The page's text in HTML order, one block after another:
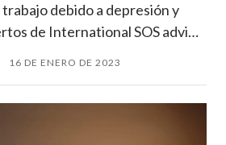
trabajo debido a depresión y
de International SOS advi…
16 DE ENERO DE 2023